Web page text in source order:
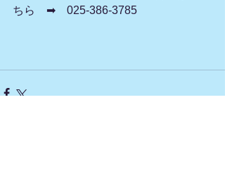
ちら　➡　025-386-3785